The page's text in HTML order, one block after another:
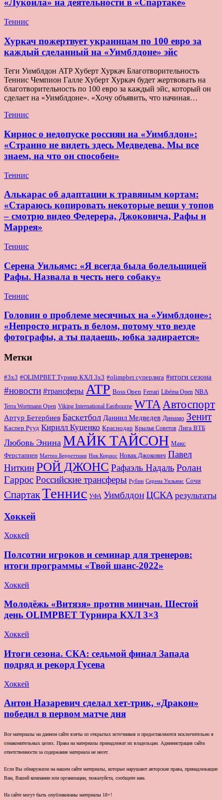
«Лукойла» на деятельности в «Спартаке»
Теннис
Хуркач пожертвует украинцам по 100 евро за
каждый сделанный на «Уимблдоне» эйс
Теги Уимблдон ATP Хуберт Хуркач Благотворительность
Теннис Чемпион Галле Хуберт Хуркач будет жертвовать на
благотворительность по 100 евро за каждый эйс, который он
сделает на «Уимблдоне». «Хочу объявить, что начиная…
Теннис
Кириос о недопуске россиян на «Уимблдон»:
«Странно не видеть здесь Медведева. Мы все
знаем, на что он способен»
Теннис
Алькарас об адаптации к травяным кортам:
«Стараюсь копировать некоторые вещи у топов
– смотрю видео Федерера, Джоковича, Рафы и
Маррея»
Теннис
Серена Уильямс: «Я всегда была болельщицей
Рафы. Назвала в честь него собаку»
Теннис
Головин о проблеме месячных на «Уимблдоне»:
«Непросто играть в белом, потому что везде
фотографы, а ты падаешь, юбка задирается»
Метки
#3x3 #OLIMPBET Турнир КХЛ 3x3 #olimpbet суперлига #итоги сезона
#новости #трансферы ATP Boss Open Ferrari Libéma Open NBA
Terra Wortmann Open Viking International Eastbourne WTA Автоспорт
Артур Бетербиев Баскетбол Даниил Медведев Динамо Зенит
Каспер Рууд Кирилл Куценко Краснодар Крылья Советов Лига ВТБ
Любовь Энина МАЙК ТАЙСОН Макс
Ферстаппен Маттео Берреттини Ник Кириос Новак Джокович Павел
НиткинРОЙ ДЖОНС Рафаэль Надаль Ролан
Гаррос Российские трансферы Рубин Серена Уильямс Сочи
СпартакТеннис УФА УимблдонЦСКА результаты
Хоккей
Хоккей
Полсотни игроков и семинар для тренеров:
итоги программы «Твой шанс-2022»
Хоккей
Молодёжь «Витязя» против минчан. Шестой
день OLIMPBET Турнира КХЛ 3×3
Хоккей
Итоги сезона. СКА: седьмой финал Запада
подряд и рекорд Гусева
Хоккей
Антон Назаревич сделал хет-трик, «Дракон»
победил в первом матче дня
Все материалы на данном сайте взяты из открытых источников и предоставляются исключительно в
ознакомительных целях. Права на материалы принадлежат их владельцам. Администрация сайта
ответственности за содержание материала не несет.
Если Вы обнаружили на нашем сайте материалы, которые нарушают авторские права, принадлежащие
Вам, Вашей компании или организации, пожалуйста, сообщите нам.
На сайте могут быть опубликованы материалы 18+!